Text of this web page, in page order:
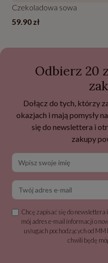
Czekoladowa sowa
59.90 zł
Odbierz 20
Dołącz do tych, którzy
okazjach i mają pomysły
się do newslettera i
zakupy
Chcę zapisać się do newslettera
mój adres e-mail informacji o
usługach pochodzących od
chwili będę